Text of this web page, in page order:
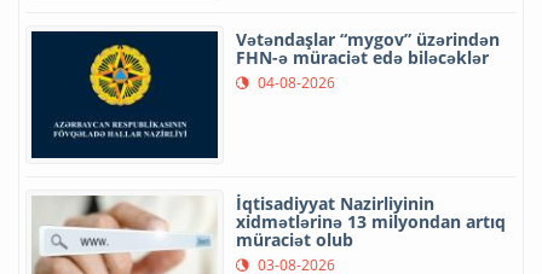
Vətəndaşlar “mygov” üzərindən
FHN-ə müraciət edə biləcəklər
04-08-2026
İqtisadiyyat Nazirliyinin
xidmətlərinə 13 milyondan artıq
müraciət olub
03-08-2026